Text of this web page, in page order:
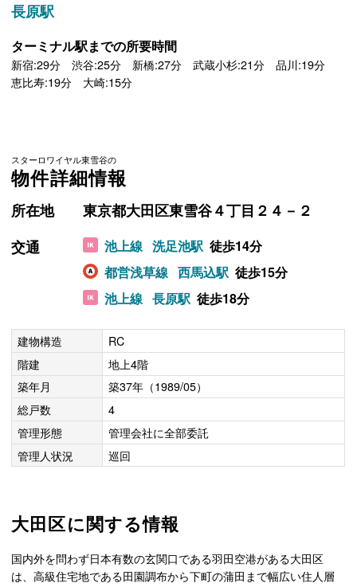
長原駅
ターミナル駅までの所要時間
新宿:29分 渋谷:25分 新橋:27分 武蔵小杉:21分 品川:19分
恵比寿:19分 大崎:15分
スターロワイヤル東雪谷の
物件詳細情報
所在地
東京都大田区東雪谷４丁目２４－２
交通
池上線 洗足池駅 徒歩14分
都営浅草線 西馬込駅 徒歩15分
池上線 長原駅 徒歩18分
建物構造
RC
階建
地上4階
築年月
築37年（1989/05）
総戸数
4
管理形態
管理会社に全部委託
管理人状況
巡回
大田区に関する情報
国内外を問わず日本有数の玄関口である羽田空港がある大田区
は、高級住宅地である田園調布から下町の蒲田まで幅広い住人層